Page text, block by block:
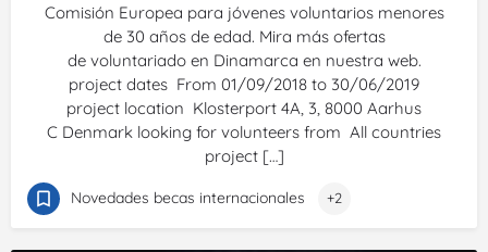
Comisión Europea para jóvenes voluntarios menores
de 30 años de edad. Mira más ofertas
de voluntariado en Dinamarca en nuestra web.
project dates From 01/09/2018 to 30/06/2019
project location Klosterport 4A, 3, 8000 Aarhus
C Denmark looking for volunteers from All countries
project […]
Novedades becas internacionales +2